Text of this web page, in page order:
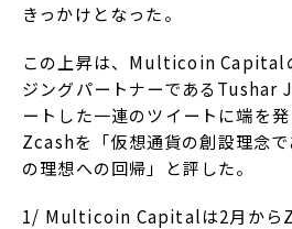
きっかけとなった。
この上昇は、Multicoin Capital
ジングパートナーであるTushar
ートした一連のツイートに端を
Zcashを「仮想通貨の創設理念
の理想への回帰」と評した。
1/ Multicoin Capitalは2月から